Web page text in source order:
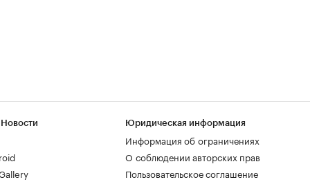
Юридическая информация
Информация об ограничениях
О соблюдении авторских прав
Пользовательское соглашение